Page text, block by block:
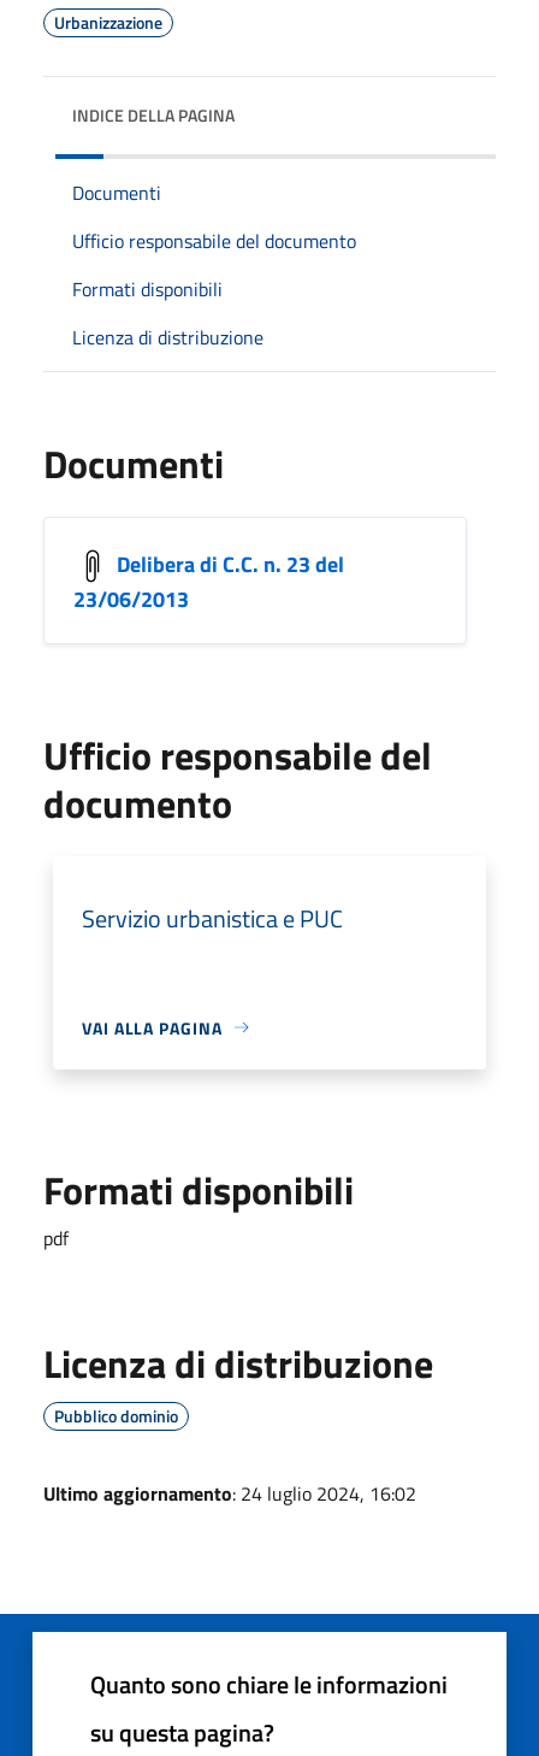
Urbanizzazione
INDICE DELLA PAGINA
Documenti
Ufficio responsabile del documento
Formati disponibili
Licenza di distribuzione
Documenti
Delibera di C.C. n. 23 del
23/06/2013
Ufficio responsabile del
documento
Servizio urbanistica e PUC
VAI ALLA PAGINA
Formati disponibili
pdf
Licenza di distribuzione
Pubblico dominio
Ultimo aggiornamento: 24 luglio 2024, 16:02
Quanto sono chiare le informazioni
su questa pagina?